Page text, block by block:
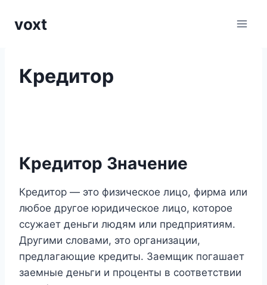
voxt
Кредитор
Кредитор Значение
Кредитор — это физическое лицо, фирма или
любое другое юридическое лицо, которое
ссужает деньги людям или предприятиям.
Другими словами, это организации,
предлагающие кредиты. Заемщик погашает
заемные деньги и проценты в соответствии